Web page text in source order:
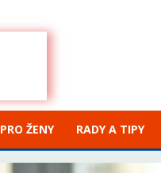
PRO ŽENY RADY A TIPY